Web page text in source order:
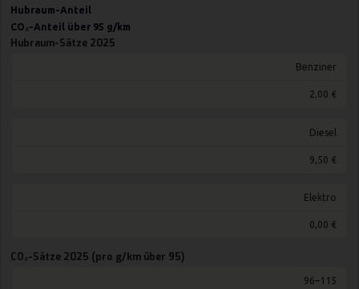
Hubraum-Anteil
CO₂-Anteil über 95 g/km
Hubraum-Sätze 2025
Benziner
2,00 €
Diesel
9,50 €
Elektro
0,00 €
CO₂-Sätze 2025 (pro g/km über 95)
96–115